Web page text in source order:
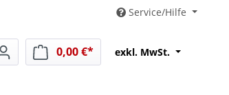
Service/Hilfe
0,00 €*Warenkorb enthält 0
exkl. MwSt.